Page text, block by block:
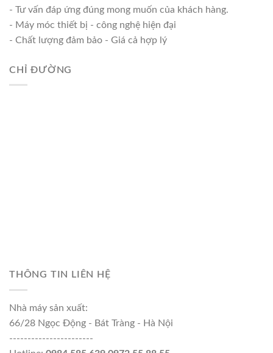
- Tư vấn đáp ứng đúng mong muốn của khách hàng.
- Máy móc thiết bị - công nghệ hiện đại
- Chất lượng đảm bảo - Giá cả hợp lý
CHỈ ĐƯỜNG
THÔNG TIN LIÊN HỆ
Nhà máy sản xuất:
66/28 Ngọc Động - Bát Tràng - Hà Nội
-----------------------